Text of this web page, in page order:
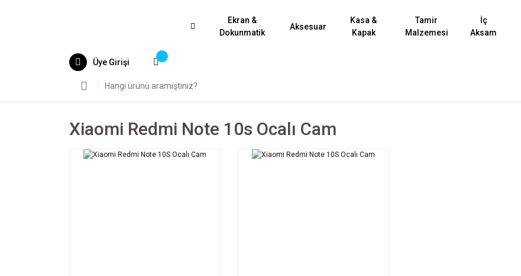
Ekran &
Dokunmatik
Aksesuar
Kasa &
Kapak
Tamir
Malzemesi
İç
Aksam
Üye Girişi
Xiaomi Redmi Note 10s Ocalı Cam